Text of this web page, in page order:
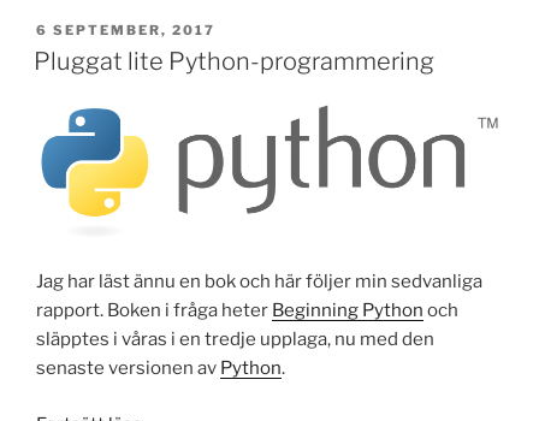
inventering
av
produktifierade
c
e
o
o
k
st
o
o
n
ai
l
e
PUBLICERAT
6 SEPTEMBER, 2017
Pluggat lite Python-programmering
Jag har läst ännu en bok och här följer min sedvanliga
rapport. Boken i fråga heter Beginning Python och
släpptes i våras i en tredje upplaga, nu med den
senaste versionen av Python.